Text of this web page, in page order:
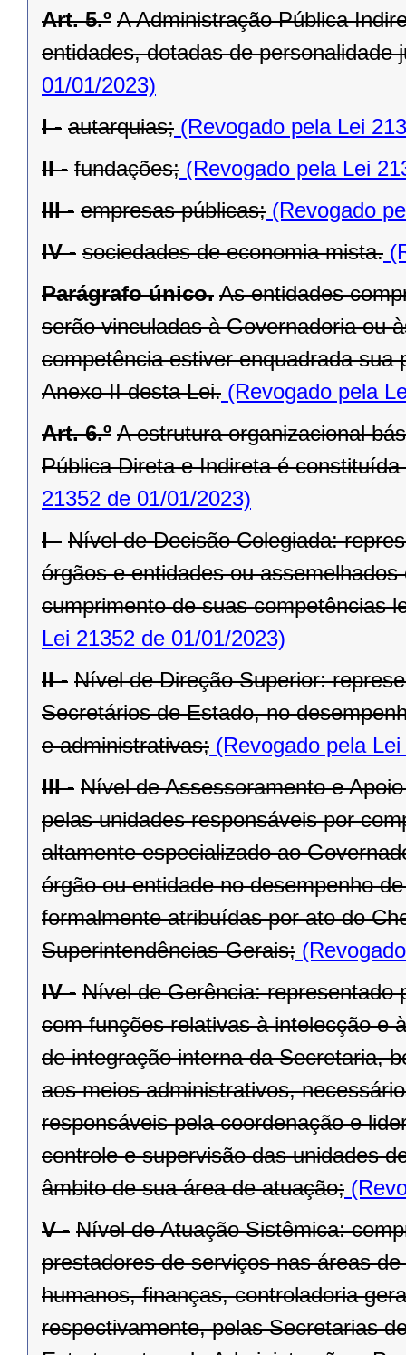
Art. 5.º A Administração Pública
entidades, dotadas de personalidade
01/01/2023)
I - autarquias; (Revogado pela Lei
II - fundações; (Revogado pela Lei
III - empresas públicas; (Revogado
IV - sociedades de economia mista.
Parágrafo único. As entidades
serão vinculadas à Governadoria ou
competência estiver enquadrada
Anexo II desta Lei. (Revogado pela
Art. 6.º A estrutura organizacional
Pública Direta e Indireta é
21352 de 01/01/2023)
I - Nível de Decisão Colegiada:
órgãos e entidades ou
cumprimento de suas competências
Lei 21352 de 01/01/2023)
II - Nível de Direção Superior:
Secretários de Estado, no
e administrativas; (Revogado pela
III - Nível de Assessoramento e
pelas unidades responsáveis por
altamente especializado ao
órgão ou entidade no desempenho
formalmente atribuídas por ato do
Superintendências-Gerais;
IV - Nível de Gerência: representado
com funções relativas à intelecção e
de integração interna da Secretaria,
aos meios administrativos,
responsáveis pela coordenação e
controle e supervisão das unidades
âmbito de sua área de atuação;
V - Nível de Atuação Sistêmica:
prestadores de serviços nas áreas
humanos, finanças, controladoria
respectivamente, pelas Secretarias